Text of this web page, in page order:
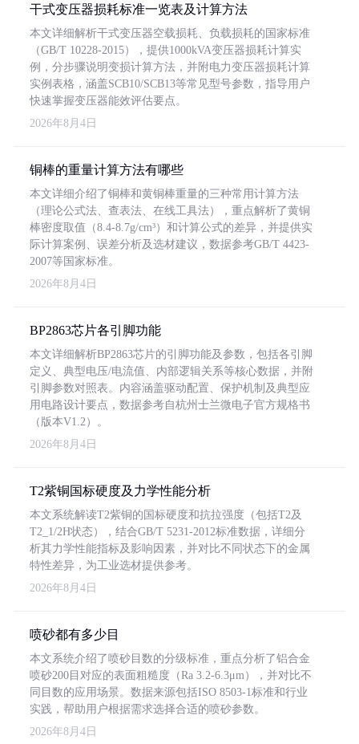
干式变压器损耗标准一览表及计算方法
本文详细解析干式变压器空载损耗、负载损耗的国家标准
（GB/T 10228-2015），提供1000kVA变压器损耗计算实
例，分步骤说明变损计算方法，并附电力变压器损耗计算
实例表格，涵盖SCB10/SCB13等常见型号参数，指导用户
快速掌握变压器能效评估要点。
2026年8月4日
铜棒的重量计算方法有哪些
本文详细介绍了铜棒和黄铜棒重量的三种常用计算方法
（理论公式法、查表法、在线工具法），重点解析了黄铜
棒密度取值（8.4-8.7g/cm³）和计算公式的差异，并提供实
际计算案例、误差分析及选材建议，数据参考GB/T 4423-
2007等国家标准。
2026年8月4日
BP2863芯片各引脚功能
本文详细解析BP2863芯片的引脚功能及参数，包括各引脚
定义、典型电压/电流值、内部逻辑关系等核心数据，并附
引脚参数对照表。内容涵盖驱动配置、保护机制及典型应
用电路设计要点，数据参考自杭州士兰微电子官方规格书
（版本V1.2）。
2026年8月4日
T2紫铜国标硬度及力学性能分析
本文系统解读T2紫铜的国标硬度和抗拉强度（包括T2及
T2_1/2H状态），结合GB/T 5231-2012标准数据，详细分
析其力学性能指标及影响因素，并对比不同状态下的金属
特性差异，为工业选材提供参考。
2026年8月4日
喷砂都有多少目
本文系统介绍了喷砂目数的分级标准，重点分析了铝合金
喷砂200目对应的表面粗糙度（Ra 3.2-6.3μm），并对比不
同目数的应用场景。数据来源包括ISO 8503-1标准和行业
实践，帮助用户根据需求选择合适的喷砂参数。
2026年8月4日